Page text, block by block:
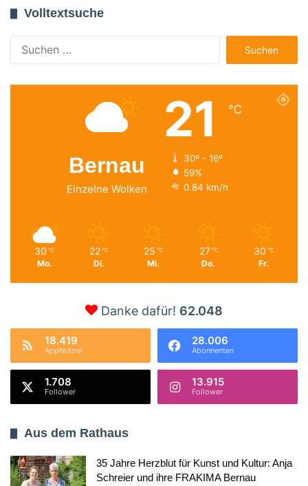
Volltextsuche
nach:
Bernau
Einzelne Wolken
21 ℃
30º - 16º
59%
0.84 km/h
30 ℃
Mo.
22 ℃
Di.
25 ℃
Mi.
27 ℃
Do.
30 ℃
Fr.
Danke dafür! 62.048
18.419
AppNutzer
28.006
Abonnenten
1.708
Follower
13.915
Follower
Aus dem Rathaus
35 Jahre Herzblut für Kunst und Kultur: Anja
Schreier und ihre FRAKIMA Bernau